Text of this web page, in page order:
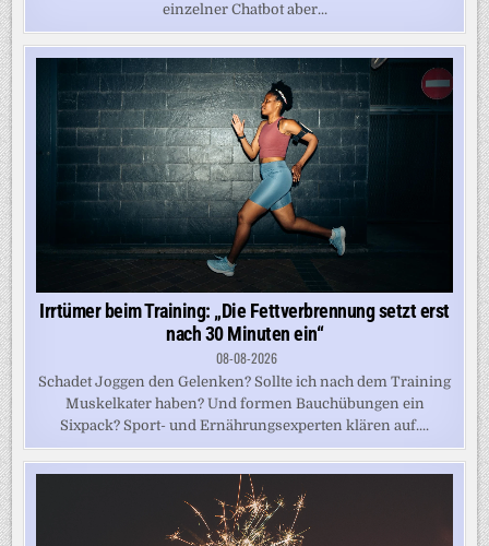
einzelner Chatbot aber...
Irrtümer beim Training: „Die Fettverbrennung setzt erst
nach 30 Minuten ein“
08-08-2026
Schadet Joggen den Gelenken? Sollte ich nach dem Training
Muskelkater haben? Und formen Bauchübungen ein
Sixpack? Sport- und Ernährungsexperten klären auf....